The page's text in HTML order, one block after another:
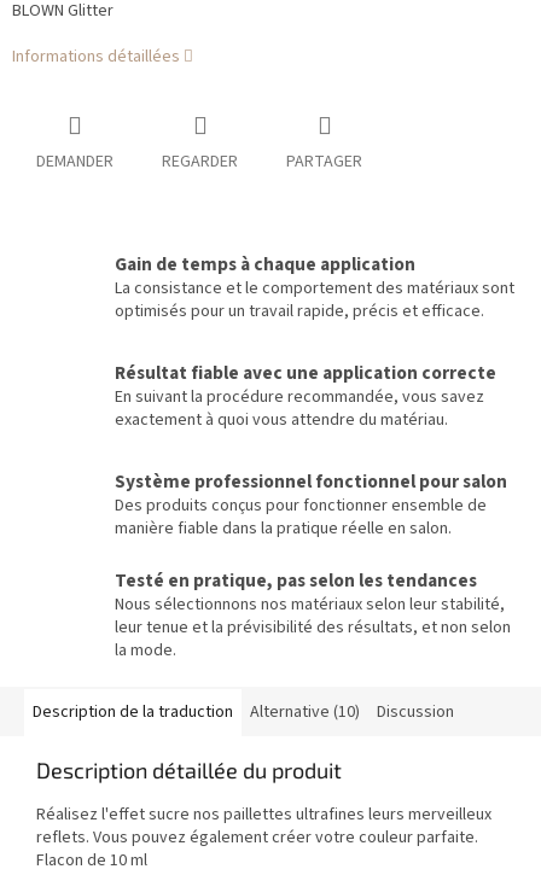
BLOWN Glitter
Informations détaillées
DEMANDER REGARDER PARTAGER
Gain de temps à chaque application
La consistance et le comportement des matériaux sont
optimisés pour un travail rapide, précis et efficace.
Résultat fiable avec une application correcte
En suivant la procédure recommandée, vous savez
exactement à quoi vous attendre du matériau.
Système professionnel fonctionnel pour salon
Des produits conçus pour fonctionner ensemble de
manière fiable dans la pratique réelle en salon.
Testé en pratique, pas selon les tendances
Nous sélectionnons nos matériaux selon leur stabilité,
leur tenue et la prévisibilité des résultats, et non selon
la mode.
Description de la traduction Alternative (10) Discussion
Description détaillée du produit
Réalisez l'effet sucre nos paillettes ultrafines leurs merveilleux
reflets. Vous pouvez également créer votre couleur parfaite.
Flacon de 10 ml